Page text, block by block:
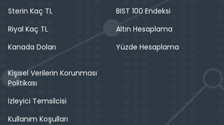
Sterin Kaç TL
Riyal Kaç TL
Kanada Doları
BIST 100 Endeksi
Altın Hesaplama
Yüzde Hesaplama
Kişisel Verilerin Korunması
Politikası
İzleyici Temsilcisi
Kullanım Koşulları